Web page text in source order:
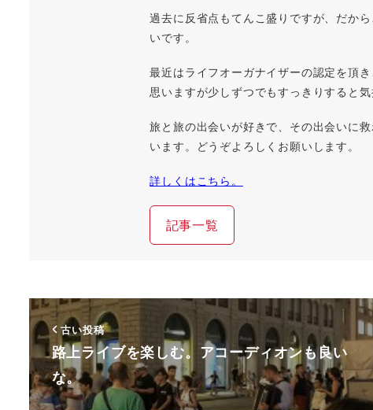
過去に反省点もてんこ盛りですが、だか
いです。
最近はライフオーガナイザーの認定を頂
思いますが少しずつでもすっきりすると
旅と旅の出会いが好きで、その出会いに
います。どうぞよろしくお願いします。
詳しくはこちら。
記事一覧
古い投稿
路上ライブを楽しむ。アコーディオンも良い
な。